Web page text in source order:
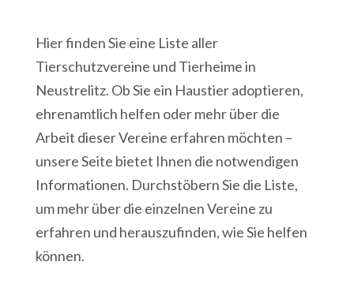
Hier finden Sie eine Liste aller
Tierschutzvereine und Tierheime in
Neustrelitz. Ob Sie ein Haustier adoptieren,
ehrenamtlich helfen oder mehr über die
Arbeit dieser Vereine erfahren möchten –
unsere Seite bietet Ihnen die notwendigen
Informationen. Durchstöbern Sie die Liste,
um mehr über die einzelnen Vereine zu
erfahren und herauszufinden, wie Sie helfen
können.